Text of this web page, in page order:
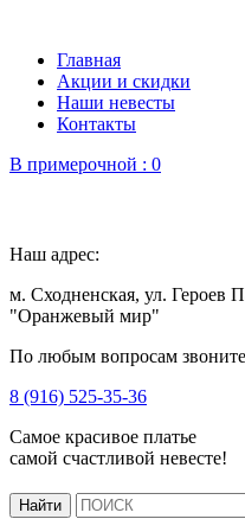
Главная
Акции и скидки
Наши невесты
Контакты
В примерочной : 0
Наш адрес:
м. Сходненская, ул. Героев
"Оранжевый мир"
По любым вопросам
8 (916) 525-35-36
Самое красивое платье
самой счастливой невесте!